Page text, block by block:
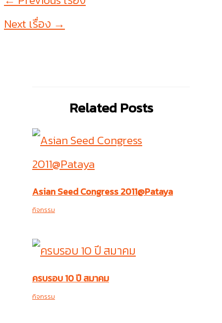
Next เรื่อง →
Related Posts
Asian Seed Congress 2011@Pataya
กิจกรรม
ครบรอบ 10 ปี สมาคม
กิจกรรม